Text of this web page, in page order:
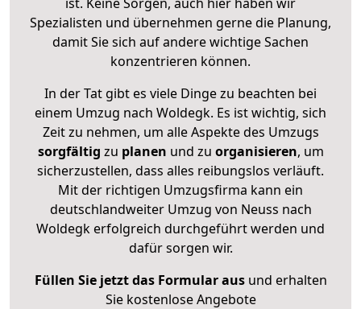
Spezialisten und übernehmen gerne die Planung,
damit Sie sich auf andere wichtige Sachen
konzentrieren können.
In der Tat gibt es viele Dinge zu beachten bei
einem Umzug nach Woldegk. Es ist wichtig, sich
Zeit zu nehmen, um alle Aspekte des Umzugs
sorgfältig zu planen und zu organisieren, um
sicherzustellen, dass alles reibungslos verläuft.
Mit der richtigen Umzugsfirma kann ein
deutschlandweiter Umzug von Neuss nach
Woldegk erfolgreich durchgeführt werden und
dafür sorgen wir.
Füllen Sie jetzt das Formular ausund erhalten
Sie kostenlose Angebote